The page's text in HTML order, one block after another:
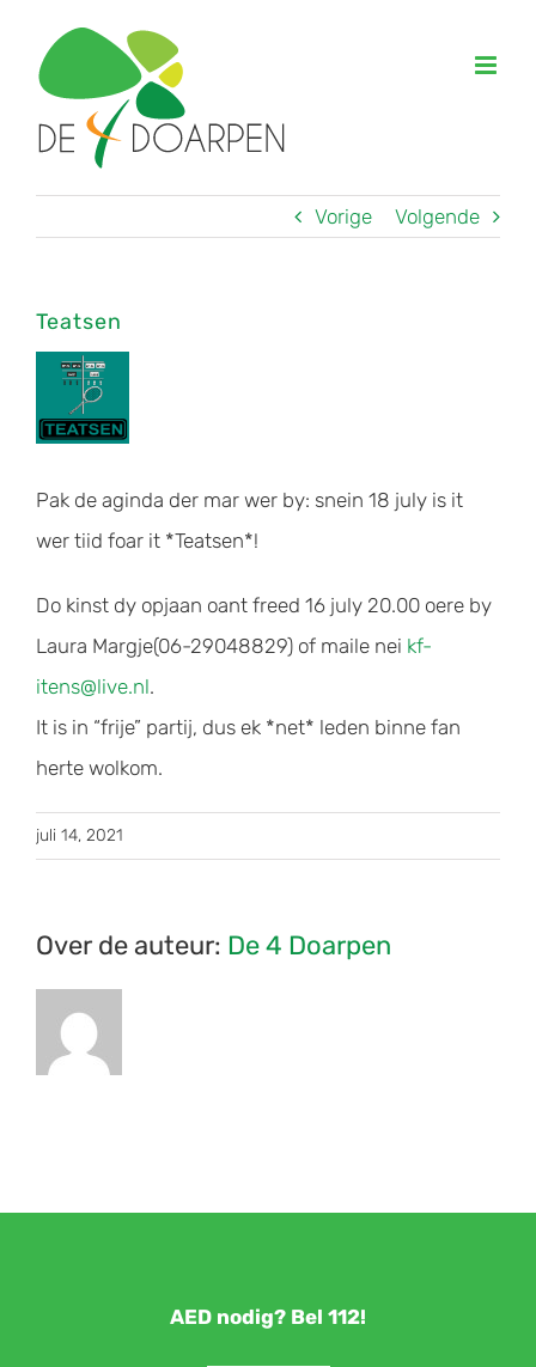
inhoud
Vorige Volgende
Teatsen
Bekijk
grotere
afbeelding
Pak de aginda der mar wer by: snein 18 july is it
wer tiid foar it *Teatsen*!
Do kinst dy opjaan oant freed 16 july 20.00 oere by
Laura Margje(06-29048829) of maile nei kf-
itens@live.nl.
It is in “frije” partij, dus ek *net* leden binne fan
herte wolkom.
juli 14, 2021
Over de auteur: De 4 Doarpen
AED nodig? Bel 112!